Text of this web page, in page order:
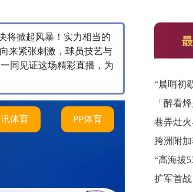
将掀起风暴！实力相当的
来紧张刺激，球员技艺与
同见证这场精彩直播，为
体育 PP体育
“晨哨初
「醉看
巷弄灶